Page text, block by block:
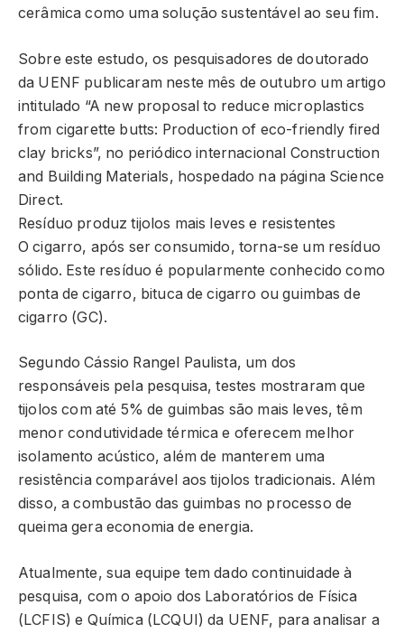
cerâmica como uma solução sustentável ao seu fim.
Sobre este estudo, os pesquisadores de doutorado
da UENF publicaram neste mês de outubro um artigo
intitulado “A new proposal to reduce microplastics
from cigarette butts: Production of eco-friendly fired
clay bricks”, no periódico internacional Construction
and Building Materials, hospedado na página Science
Direct.
Resíduo produz tijolos mais leves e resistentes
O cigarro, após ser consumido, torna-se um resíduo
sólido. Este resíduo é popularmente conhecido como
ponta de cigarro, bituca de cigarro ou guimbas de
cigarro (GC).
Segundo Cássio Rangel Paulista, um dos
responsáveis pela pesquisa, testes mostraram que
tijolos com até 5% de guimbas são mais leves, têm
menor condutividade térmica e oferecem melhor
isolamento acústico, além de manterem uma
resistência comparável aos tijolos tradicionais. Além
disso, a combustão das guimbas no processo de
queima gera economia de energia.
Atualmente, sua equipe tem dado continuidade à
pesquisa, com o apoio dos Laboratórios de Física
(LCFIS) e Química (LCQUI) da UENF, para analisar a